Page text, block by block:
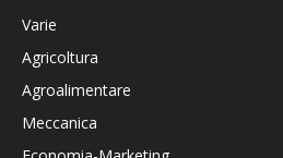
Varie
Agricoltura
Agroalimentare
Meccanica